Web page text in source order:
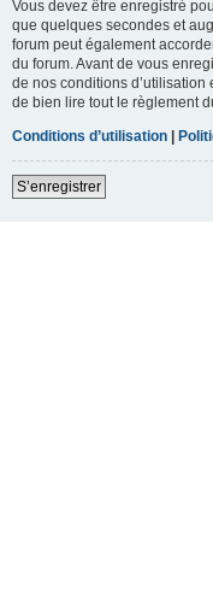
Vous devez être enregistré
que quelques secondes et
forum peut également
du forum. Avant de vous
de nos conditions
de bien lire tout le règlement
Conditions d’utilisation |
S’enregistrer